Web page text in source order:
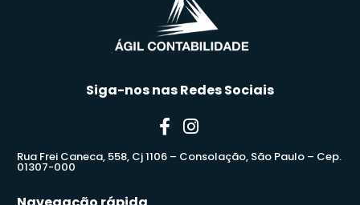
Siga-nos nas Redes Sociais
Rua Frei Caneca, 558, Cj 1106 – Consolação, São Paulo – Cep.
01307-000